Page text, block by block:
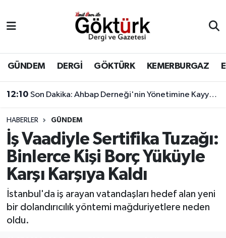
GÜNDEM DERGİ GÖKTÜRK KEMERBURGAZ
12:10 Son Dakika: Ahbap Derneği'nin Yönetimine Kayyum Atandı
HABERLER GÜNDEM
İş Vaadiyle Sertifika Tuzağı:
Binlerce Kişi Borç Yüküyle
Karşı Karşıya Kaldı
İstanbul'da iş arayan vatandaşları hedef alan yeni
bir dolandırıcılık yöntemi mağduriyetlere neden
oldu.
BİLİM
DERGİ
DÜNYA
EĞİTİM
EKONOMİ
GÖKTÜRK
Eyüpsultan Hava Durumu
Eyüpsultan Trafik Yoğunluk Haritası
Süper Lig Puan Durumu ve Fikstür
Tüm Manşetler
Son Dakika Haberleri
Haber Arşivi